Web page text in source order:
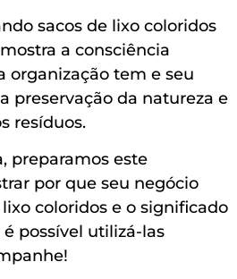
sacos de lixo coloridos
a consciência
organização tem e seu
preservação da natureza e
resíduos.
preparamos este
por que seu negócio
coloridos e o significado
possível utilizá-las